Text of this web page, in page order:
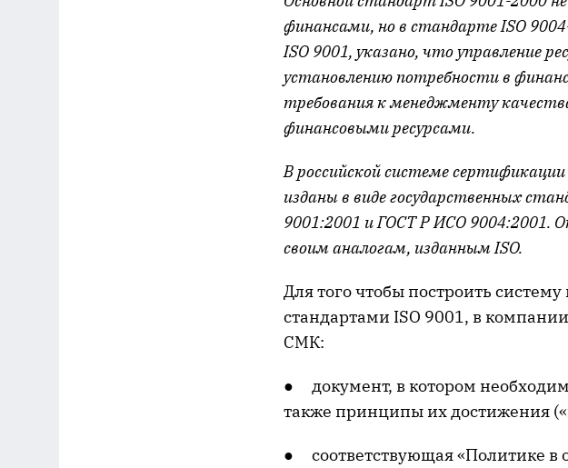
финансами, но в стандарте ISO
ISO 9001, указано, что управление
установлению потребности в
требования к менеджменту
финансовыми ресурсами.
В российской системе
изданы в виде государственных
9001:2001 и ГОСТ Р ИСО 9004:2001.
своим аналогам, изданным ISO.
Для того чтобы построить
стандартами ISO 9001, в
СМК:
● документ, в котором
также принципы их достижения
● соответствующая «Политике в